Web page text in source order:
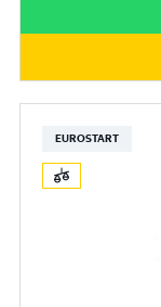
EUROSTART